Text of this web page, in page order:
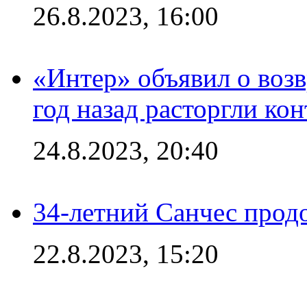
26.8.2023, 16:00
«Интер» объявил о
год назад расторгли
24.8.2023, 20:40
34-летний Санчес
22.8.2023, 15:20